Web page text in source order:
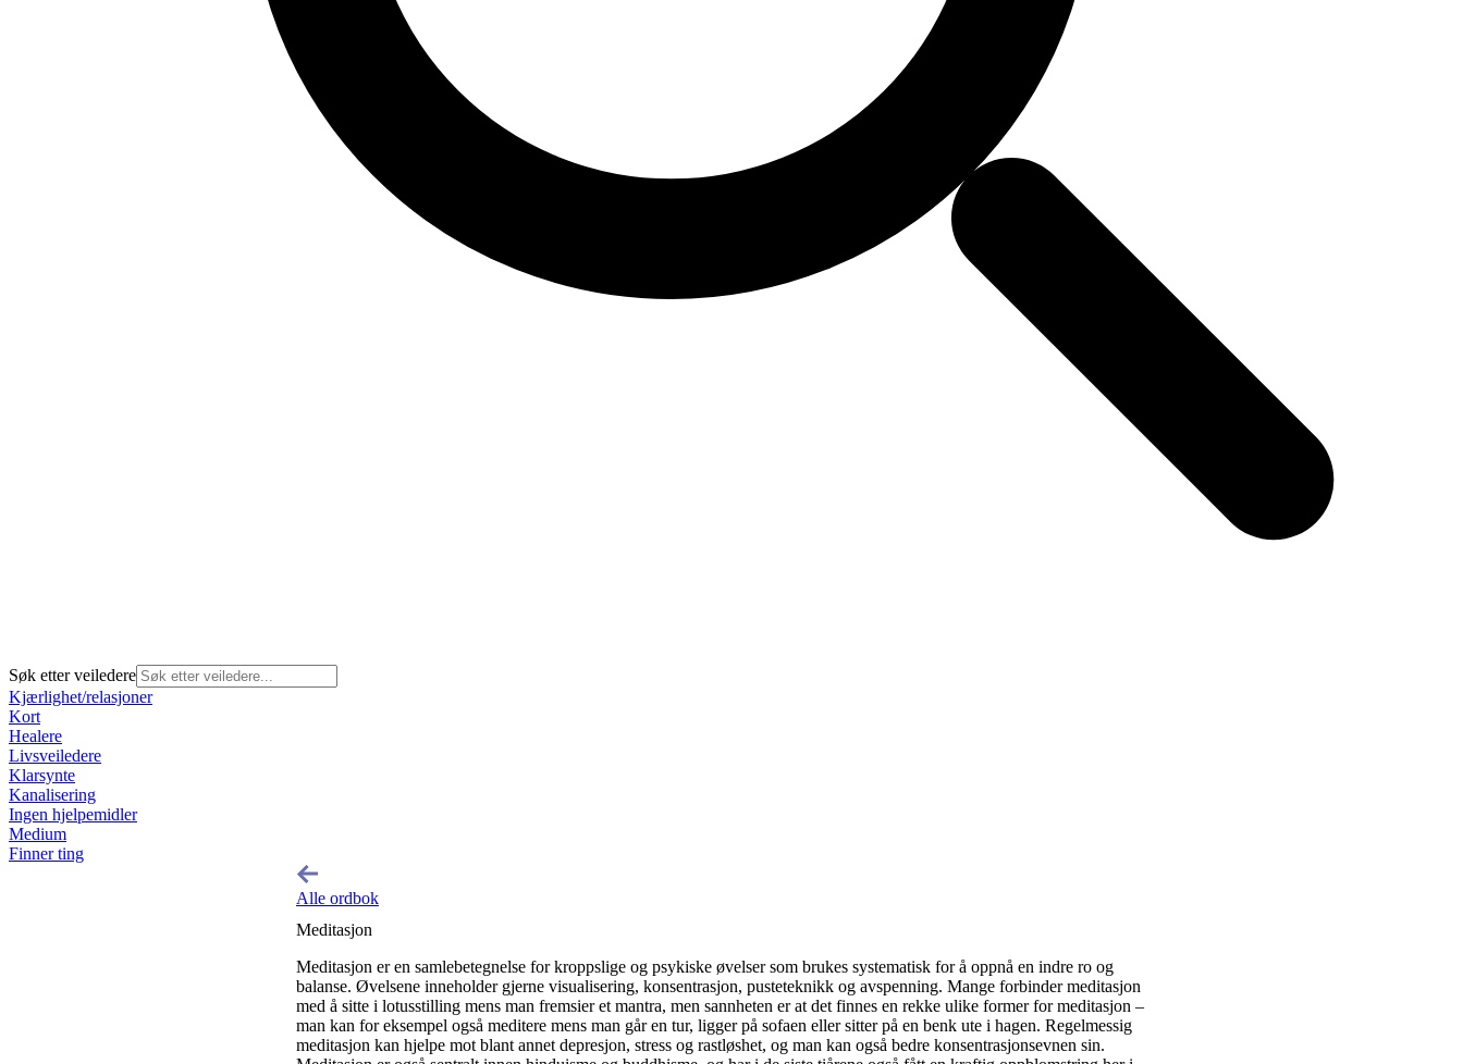
Søk etter veiledere
Kjærlighet/relasjoner
Kort
Healere
Livsveiledere
Klarsynte
Kanalisering
Ingen hjelpemidler
Medium
Finner ting
Alle ordbok
Meditasjon
Meditasjon er en samlebetegnelse for kroppslige og psykiske øvelser som brukes systematisk for å oppnå en indre ro og
balanse. Øvelsene inneholder gjerne visualisering, konsentrasjon, pusteteknikk og avspenning. Mange forbinder meditasjon
med å sitte i lotusstilling mens man fremsier et mantra, men sannheten er at det finnes en rekke ulike former for meditasjon –
man kan for eksempel også meditere mens man går en tur, ligger på sofaen eller sitter på en benk ute i hagen. Regelmessig
meditasjon kan hjelpe mot blant annet depresjon, stress og rastløshet, og man kan også bedre konsentrasjonsevnen sin.